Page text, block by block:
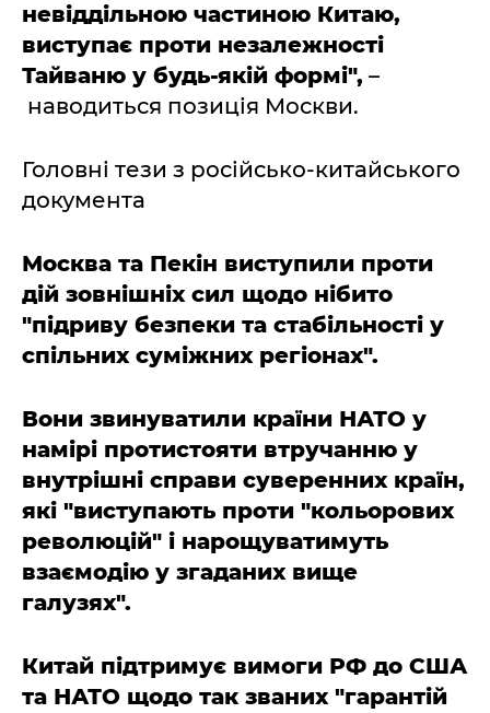
невіддільною частиною Китаю,
виступає проти незалежності
Тайваню у будь-якій формі", –
наводиться позиція Москви.
Головні тези з російсько-китайського
документа
Москва та Пекін виступили проти
дій зовнішніх сил щодо нібито
"підриву безпеки та стабільності у
спільних суміжних регіонах".
Вони звинуватили країни НАТО у
намірі протистояти втручанню у
внутрішні справи суверенних країн,
які "виступають проти "кольорових
революцій" і нарощуватимуть
взаємодію у згаданих вище
галузях".
Китай підтримує вимоги РФ до США
та НАТО щодо так званих "гарантій